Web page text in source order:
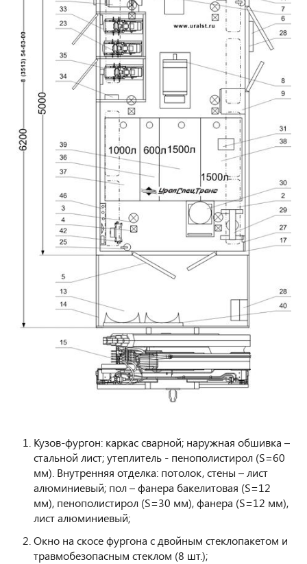
Кузов-фургон: каркас сварной; наружная обшивка –
стальной лист; утеплитель - пенополистирол (S=60
мм). Внутренняя отделка: потолок, стены – лист
алюминиевый; пол – фанера бакелитовая (S=12
мм), пенополистирол (S=30 мм), фанера (S=12 мм),
лист алюминиевый;
Окно на скосе фургона с двойным стеклопакетом и
травмобезопасным стеклом (8 шт.);